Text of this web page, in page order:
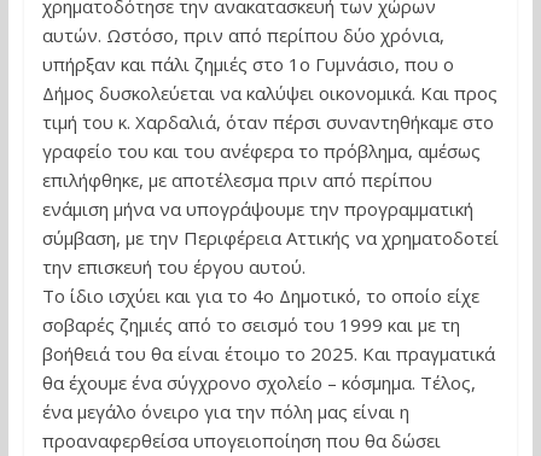
χρηματοδότησε την ανακατασκευή των χώρων
αυτών. Ωστόσο, πριν από περίπου δύο χρόνια,
υπήρξαν και πάλι ζημιές στο 1ο Γυμνάσιο, που ο
Δήμος δυσκολεύεται να καλύψει οικονομικά. Και προς
τιμή του κ. Χαρδαλιά, όταν πέρσι συναντηθήκαμε στο
γραφείο του και του ανέφερα το πρόβλημα, αμέσως
επιλήφθηκε, με αποτέλεσμα πριν από περίπου
ενάμιση μήνα να υπογράψουμε την προγραμματική
σύμβαση, με την Περιφέρεια Αττικής να χρηματοδοτεί
την επισκευή του έργου αυτού.
Το ίδιο ισχύει και για το 4ο Δημοτικό, το οποίο είχε
σοβαρές ζημιές από το σεισμό του 1999 και με τη
βοήθειά του θα είναι έτοιμο το 2025. Και πραγματικά
θα έχουμε ένα σύγχρονο σχολείο – κόσμημα. Τέλος,
ένα μεγάλο όνειρο για την πόλη μας είναι η
προαναφερθείσα υπογειοποίηση που θα δώσει